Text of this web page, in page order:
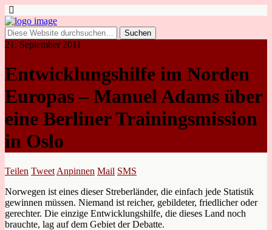
21. September 2011
Entwicklungshilfe im Norden
Europas – Manuel Adams über
eine Berliner Trainingsmission
in Oslo
Teilen Tweet Anpinnen Mail SMS
Norwegen ist eines dieser Streberländer, die einfach jede Statistik
gewinnen müssen. Niemand ist reicher, gebildeter, friedlicher oder
gerechter. Die einzige Entwicklungshilfe, die dieses Land noch
brauchte, lag auf dem Gebiet der Debatte.